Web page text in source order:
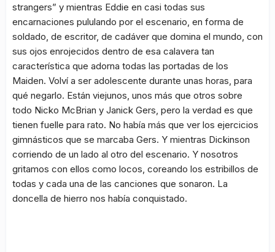
strangers” y mientras Eddie en casi todas sus
encarnaciones pululando por el escenario, en forma de
soldado, de escritor, de cadáver que domina el mundo, con
sus ojos enrojecidos dentro de esa calavera tan
característica que adorna todas las portadas de los
Maiden. Volví a ser adolescente durante unas horas, para
qué negarlo. Están viejunos, unos más que otros sobre
todo Nicko McBrian y Janick Gers, pero la verdad es que
tienen fuelle para rato. No había más que ver los ejercicios
gimnásticos que se marcaba Gers. Y mientras Dickinson
corriendo de un lado al otro del escenario. Y nosotros
gritamos con ellos como locos, coreando los estribillos de
todas y cada una de las canciones que sonaron. La
doncella de hierro nos había conquistado.